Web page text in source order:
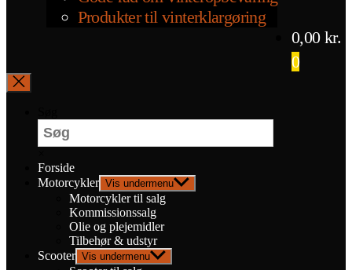
Produkter til vinterklargøring
0,00 kr.
0
Forside
Motorcykler Vis undermenu
Motorcykler til salg
Kommissionssalg
Olie og plejemidler
Tilbehør & udstyr
Scooter Vis undermenu